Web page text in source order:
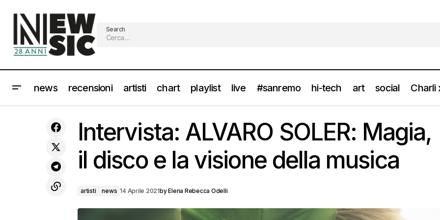
Search
news recensioni artisti chart playlist live #sanremo hi-tech art social Charli
Super Deluxe di "Sabotage"
Intervista: ALVARO SOLER: Magia, il disco e la visione della
Intervista: ALVARO SOLER: Magia,
il disco e la visione della musica
artisti news 14 Aprile 2021byElena Rebecca Odelli